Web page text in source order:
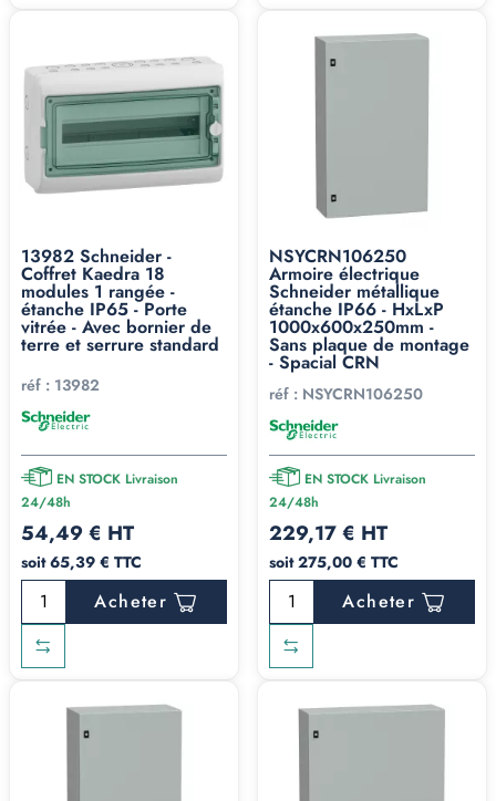
13982 Schneider -
Coffret Kaedra 18
modules 1 rangée -
étanche IP65 - Porte
vitrée - Avec bornier de
terre et serrure standard
réf : 13982
EN STOCK Livraison
24/48h
54,49 € HT
soit 65,39 € TTC
Acheter
NSYCRN106250
Armoire électrique
Schneider métallique
étanche IP66 - HxLxP
1000x600x250mm -
Sans plaque de montage
- Spacial CRN
réf : NSYCRN106250
EN STOCK Livraison
24/48h
229,17 € HT
soit 275,00 € TTC
Acheter